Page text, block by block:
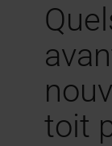
toit